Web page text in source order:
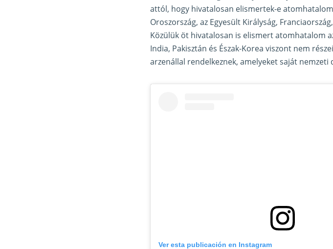
attól, hogy hivatalosan elismertek-e
Oroszország, az Egyesült Királyság,
Közülük öt hivatalosan is elismert atomhatalom
India, Pakisztán és Észak-Korea viszont nem
arzenállal rendelkeznek, amelyeket saját
Ver esta publicación en Instagram